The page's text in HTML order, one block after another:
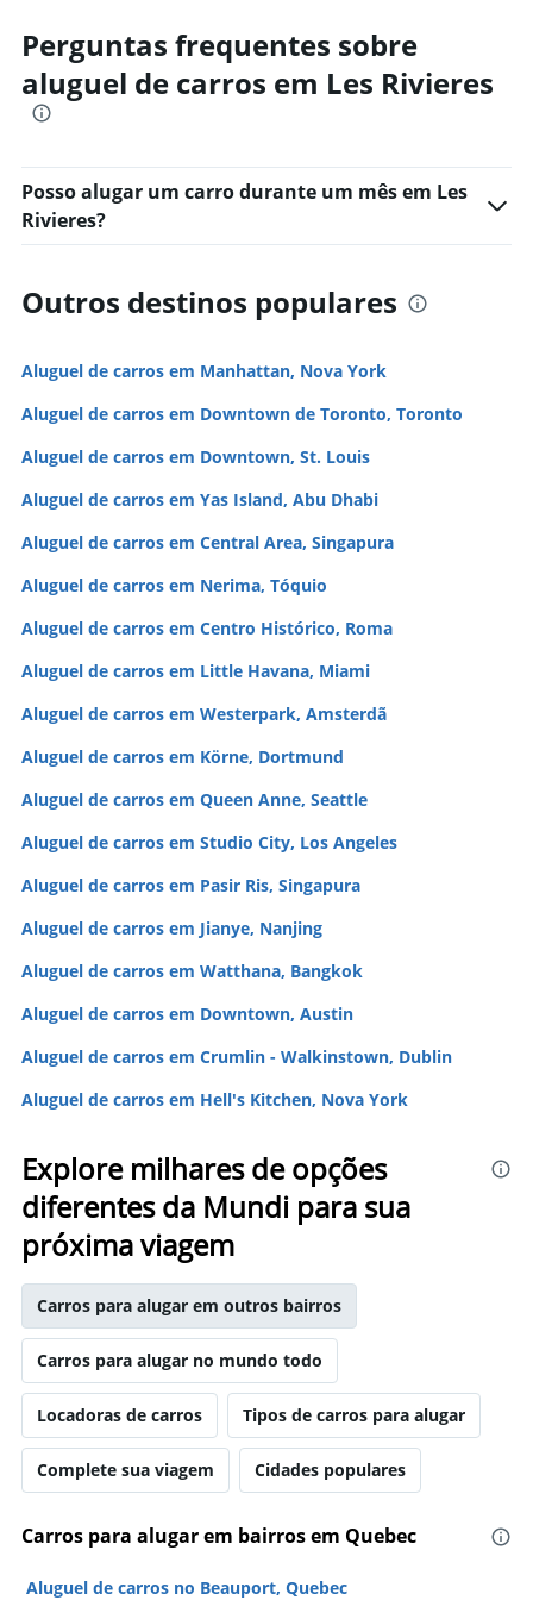
Perguntas frequentes sobre
aluguel de carros em Les Rivieres
Posso alugar um carro durante um mês em Les
Rivieres?
Outros destinos populares
Aluguel de carros em Manhattan, Nova York
Aluguel de carros em Downtown de Toronto, Toronto
Aluguel de carros em Downtown, St. Louis
Aluguel de carros em Yas Island, Abu Dhabi
Aluguel de carros em Central Area, Singapura
Aluguel de carros em Nerima, Tóquio
Aluguel de carros em Centro Histórico, Roma
Aluguel de carros em Little Havana, Miami
Aluguel de carros em Westerpark, Amsterdã
Aluguel de carros em Körne, Dortmund
Aluguel de carros em Queen Anne, Seattle
Aluguel de carros em Studio City, Los Angeles
Aluguel de carros em Pasir Ris, Singapura
Aluguel de carros em Jianye, Nanjing
Aluguel de carros em Watthana, Bangkok
Aluguel de carros em Downtown, Austin
Aluguel de carros em Crumlin - Walkinstown, Dublin
Aluguel de carros em Hell's Kitchen, Nova York
Explore milhares de opções
diferentes da Mundi para sua
próxima viagem
Carros para alugar em outros bairros
Carros para alugar no mundo todo
Locadoras de carros Tipos de carros para alugar
Complete sua viagem Cidades populares
Carros para alugar em bairros em Quebec
Aluguel de carros no Beauport, Quebec